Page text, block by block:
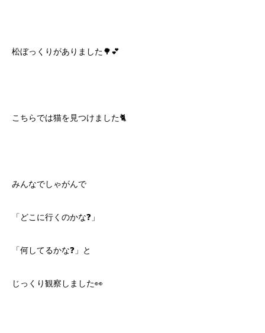
松ぼっくりがありました🌳💕
こちらでは猫を見つけました🐈
みんなでしゃがんで
「どこに行くのかな❓」
「何してるかな❓」と
じっくり観察しました👀